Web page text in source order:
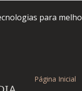
para
Página Inicial